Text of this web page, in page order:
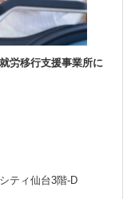
労移行支援事業所に
ティ仙台3階-D